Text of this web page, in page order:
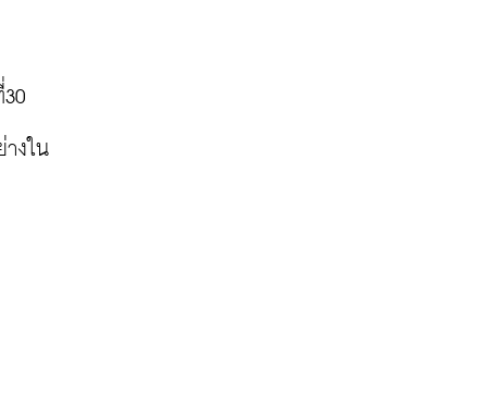
งใน